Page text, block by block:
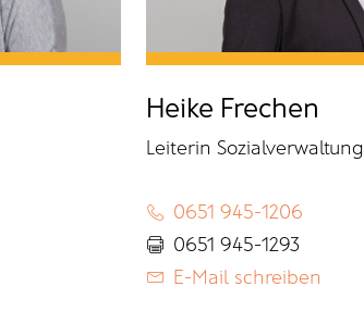
Heike Frechen
Leiterin Sozialverwaltung
0651 945-1206
0651 945-1293
E-Mail schreiben